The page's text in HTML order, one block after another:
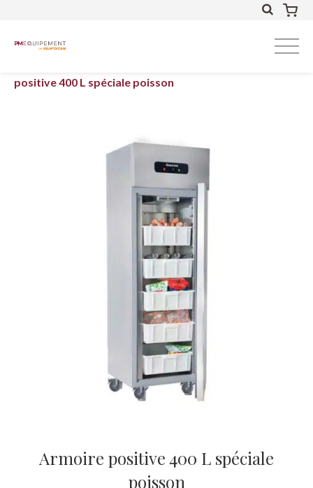
positive 400 L spéciale poisson
Armoire positive 400 L spéciale
poisson